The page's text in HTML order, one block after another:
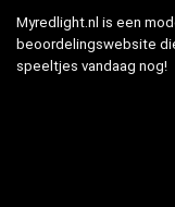
Myredlight.nl is een
beoordelingswebsite
speeltjes vandaag nog!